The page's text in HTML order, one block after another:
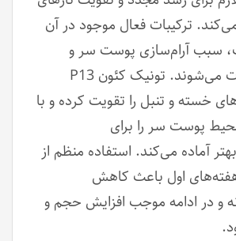
ترکیبات فعال موجود در آن
سبب آرام‌سازی پوست سر و
کاهش تحریکات می‌شوند. تونیک کئون P13
خسته و تنبل را تقویت کرده و با
پوست سر را برای
آماده می‌کند. استفاده منظم از
اول باعث کاهش
و در ادامه موجب افزایش حجم و